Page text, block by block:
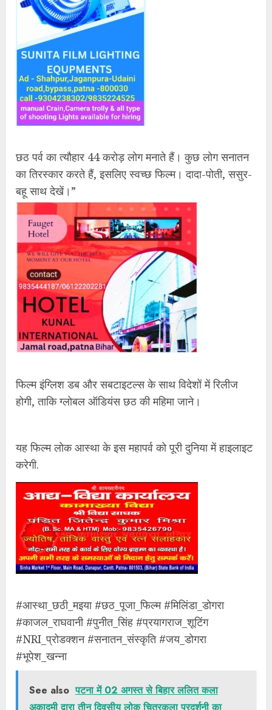
छठ पर्व का त्यौहार 44 करोड़ लोग मनाते हैं। कुछ लोग सनातन
का तिरस्कार करते हैं, इसलिए स्वच्छ फिल्म। दादा-पोती, ससुर-
बहू साथ देखें।”
फिल्म इंग्लिश डब और सबटाइटल्स के साथ विदेशों में रिलीज
होगी, ताकि ग्लोबल ऑडियंस छठ की महिमा जाने।
यह फिल्म लोक आस्था के इस महापर्व को पूरी दुनिया में हाइलाइट
करेगी.
#आस्था_छठी_मइया #छठ_पूजा_फिल्म #मिलिंडा_डोगरा
#काजल_राघवानी #पुनीत_सिंह #प्रयागराज_शूटिंग
#NRI_प्रोडक्शन #सनातन_संस्कृति #जय_डोगरा
#भूपेश_खन्ना
See also पटना में 02 अगस्त से बिहार ललित कला